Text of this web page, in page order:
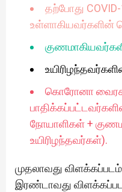
தற்போது
கொரோனா
நோயாளிகள் +
உயிரிழந்தவர்கள்).
முதலாவது
இரண்டாவது